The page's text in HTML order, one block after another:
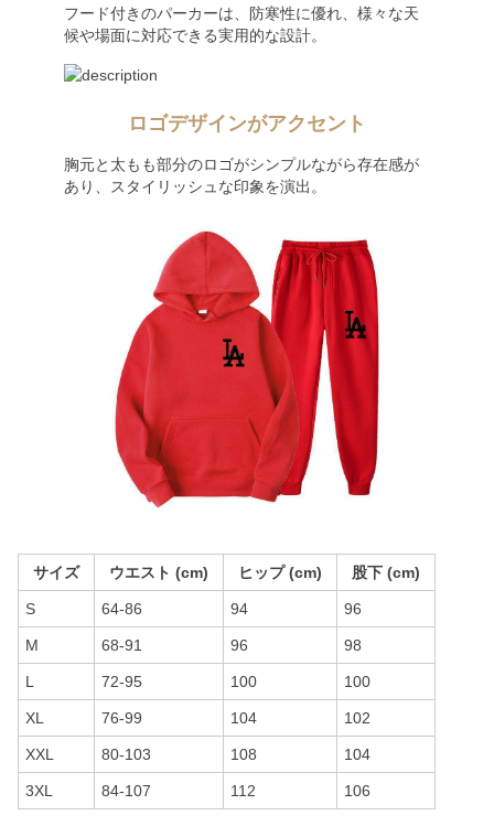
フード付きのパーカーは、防寒性に優れ、様々な天
候や場面に対応できる実用的な設計。
ロゴデザインがアクセント
胸元と太もも部分のロゴがシンプルながら存在感が
あり、スタイリッシュな印象を演出。
サイズ ウエスト (cm) ヒップ (cm) 股下 (cm)
S 64-86 94 96
M 68-91 96 98
L 72-95 100 100
XL 76-99 104 102
XXL 80-103 108 104
3XL 84-107 112 106